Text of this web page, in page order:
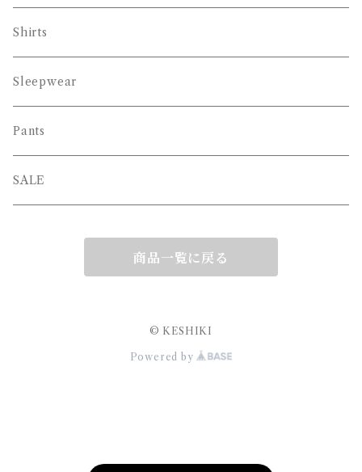
Shirts
Sleepwear
Pants
SALE
商品一覧に戻る
© KESHIKI
Powered by